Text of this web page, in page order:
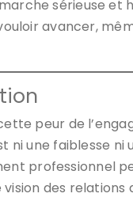
sérieuse et
avancer,
peur de
ni une faiblesse ni
professionnel
des relations